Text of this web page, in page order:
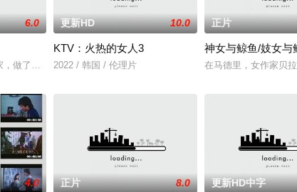
6.0
做了后者的情妇。他送了她一套皮装，给自己一把手枪。某天他向她
更新HD 10.0
KTV：火热的女人3
2022 / 韩国 / 伦理片
正片
神女与鲸鱼/妓女与
在马德里，女作家贝
4.0 正片 8.0 更新HD中字